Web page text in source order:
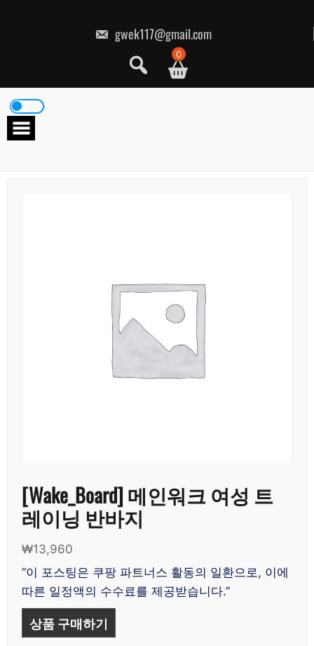
gwek117@gmail.com
0
[Wake_Board] 메인워크 여성 트
레이닝 반바지
₩13,960
“이 포스팅은 쿠팡 파트너스 활동의 일환으로, 이에
따른 일정액의 수수료를 제공받습니다.”
상품 구매하기